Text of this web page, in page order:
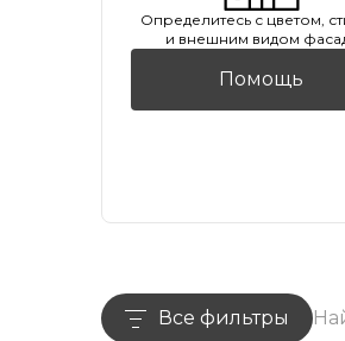
Oпределитесь с цветом,
и внешним видом
Помощь
Все фильтры